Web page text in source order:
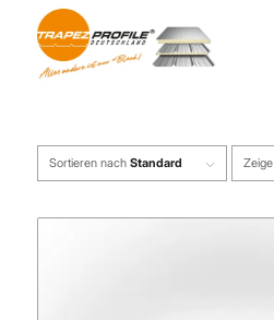
Sortieren nach Standard Zeige